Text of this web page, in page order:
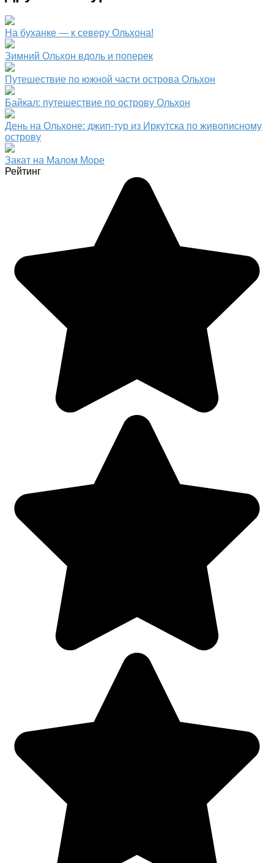
На буханке — к северу Ольхона!
Зимний Ольхон вдоль и поперек
Путешествие по южной части острова Ольхон
Байкал: путешествие по острову Ольхон
День на Ольхоне: джип-тур из Иркутска по живописному
острову
Закат на Малом Море
Рейтинг